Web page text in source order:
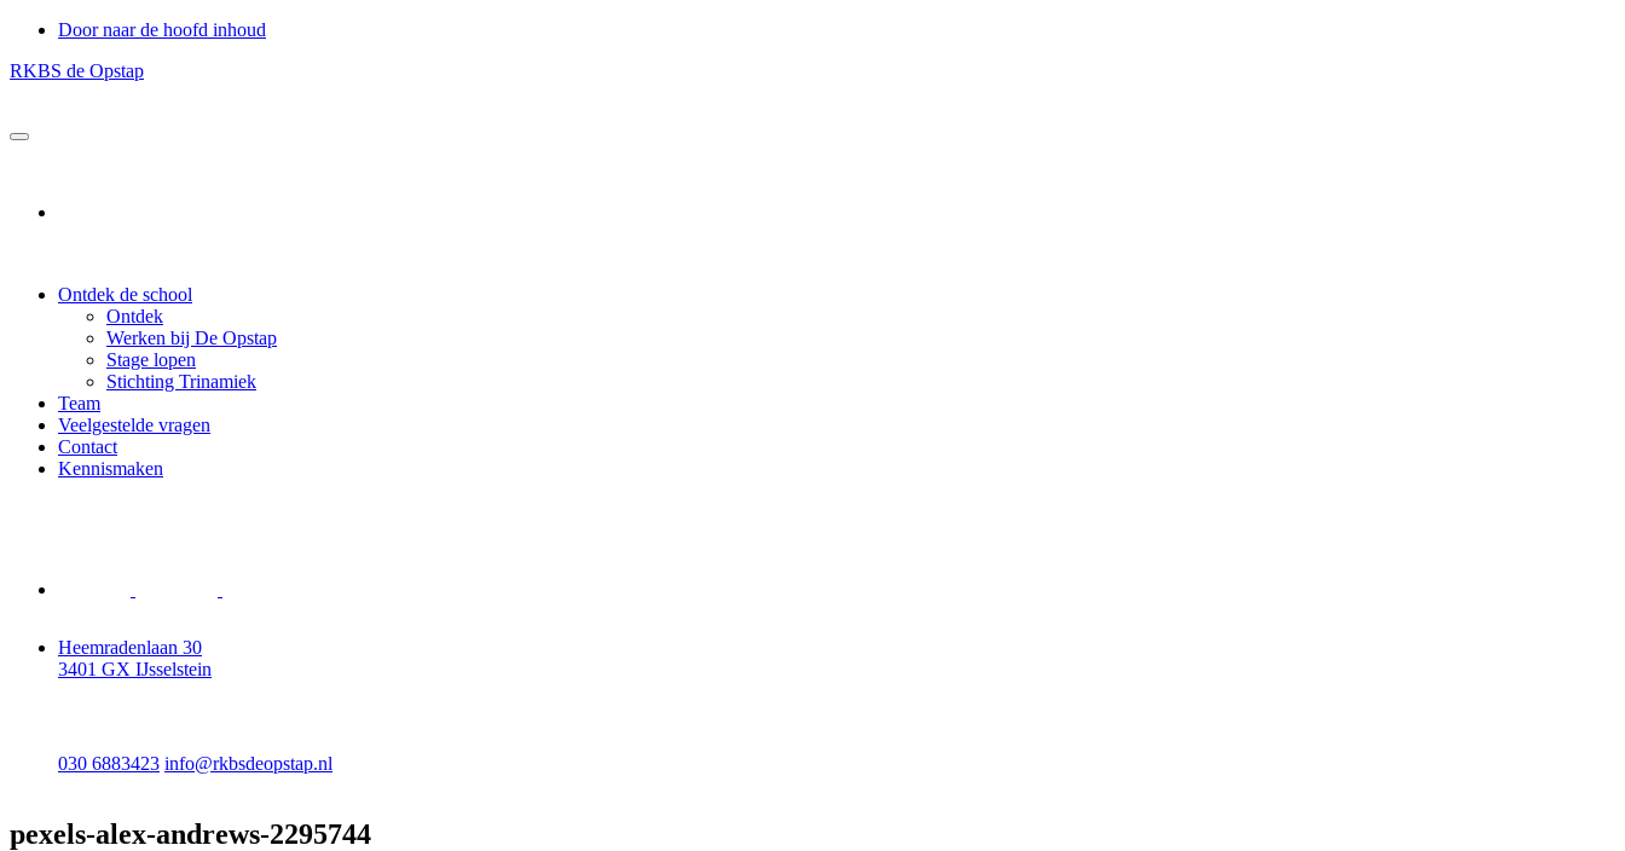
Door naar de hoofd inhoud
RKBS de Opstap
Rechts
Ontdek de school
Ontdek
Werken bij De Opstap
Stage lopen
Stichting Trinamiek
Team
Veelgestelde vragen
Contact
Kennismaken
Heemradenlaan 30
3401 GX IJsselstein
030 6883423 info@rkbsdeopstap.nl
pexels-alex-andrews-2295744